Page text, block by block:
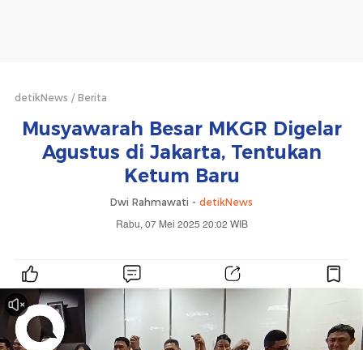
detikNews Berita
Musyawarah Besar MKGR Digelar
Agustus di Jakarta, Tentukan
Ketum Baru
Dwi Rahmawati - detikNews
Rabu, 07 Mei 2025 20:02 WIB